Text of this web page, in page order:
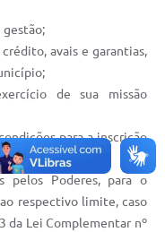
gestão;
avais e garantias,
de sua missão
para a inscrição
pelos Poderes, para o
respectivo limite, caso
da Lei Complementar nº